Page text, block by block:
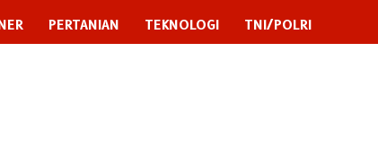
PERTANIAN TEKNOLOGI TNI/POLRI